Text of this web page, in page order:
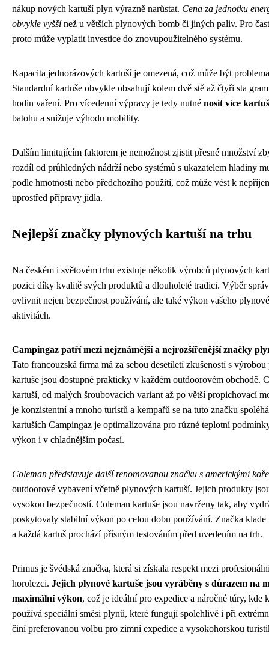
nákup nových kartuší plyn výrazně narůstat. Cena za jednotku
obvykle vyššínež u větších plynových bomb či jiných paliv. Pro
proto může vyplatit investice do znovupoužitelného systému.
Kapacita jednorázových kartuší je omezená, což může být
Standardní kartuše obvykle obsahují kolem dvě stě až čtyři sta
hodin vaření. Pro vícedenní výpravy je tedy nutné nosit více
batohu a snižuje výhodu mobility.
Dalším limitujícím faktorem je nemožnost zjistit přesné množství
rozdíl od průhledných nádrží nebo systémů s ukazatelem hladiny
podle hmotnosti nebo předchozího použití, což může vést k
uprostřed přípravy jídla.
Nejlepší značky plynových kartuší na trhu
Na českém i světovém trhu existuje několik výrobců plynových
pozici díky kvalitě svých produktů a dlouholeté tradici. Výběr
ovlivnit nejen bezpečnost používání, ale také výkon vašeho
aktivitách.
Campingaz patří mezi nejznámější a nejrozšířenější značky
Tato francouzská firma má za sebou desetiletí zkušeností s
kartuše jsou dostupné prakticky v každém outdoorovém obchodě.
kartuší, od malých šroubovacích variant až po větší propichovací
je konzistentní a mnoho turistů a kempařů se na tuto značku
kartuších Campingaz je optimalizována pro různé teplotní
výkon i v chladnějším počasí.
Coleman představuje další renomovanou značku s americkými
outdoorové vybavení včetně plynových kartuší. Jejich produkty
vysokou bezpečností. Coleman kartuše jsou navrženy tak, aby
poskytovaly stabilní výkon po celou dobu používání. Značka
a každá kartuš prochází přísným testováním před uvedením na trh.
Primus je švédská značka, která si získala respekt mezi
horolezci. Jejich plynové kartuše jsou vyráběny s důrazem na
maximální výkon, což je ideální pro expedice a náročné túry, kde
používá speciální směsi plynů, které fungují spolehlivě i při
činí preferovanou volbu pro zimní expedice a vysokohorskou